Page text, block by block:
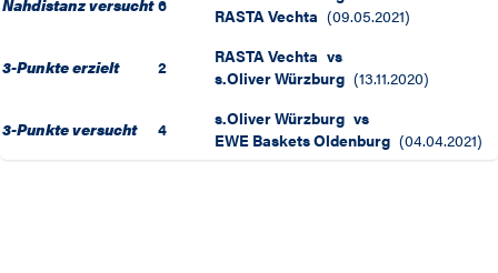
Nahdistanz versucht 6
RASTA Vechta (09.05.2021)
3-Punkte erzielt 2 RASTA Vechta vs
s.Oliver Würzburg (13.11.2020)
3-Punkte versucht 4 s.Oliver Würzburg vs
EWE Baskets Oldenburg (04.04.2021)